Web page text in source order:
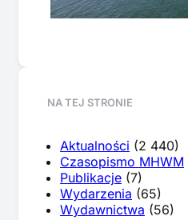
NA TEJ STRONIE
Aktualności (2 440)
Czasopismo MHWM
Publikacje (7)
Wydarzenia (65)
Wydawnictwa (56)